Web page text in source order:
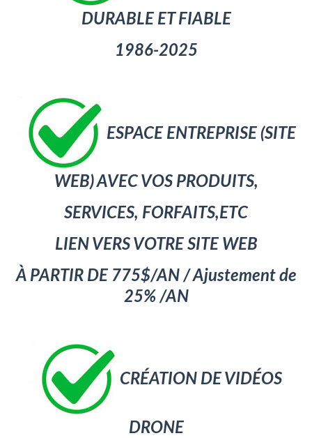
DURABLE ET FIABLE
1986-2025
ESPACE ENTREPRISE (SITE
WEB) AVEC VOS PRODUITS,
SERVICES, FORFAITS,ETC
LIEN VERS VOTRE SITE WEB
À PARTIR DE 775$/AN / Ajustement de
25% /AN
CRÉATION DE VIDÉOS
DRONE